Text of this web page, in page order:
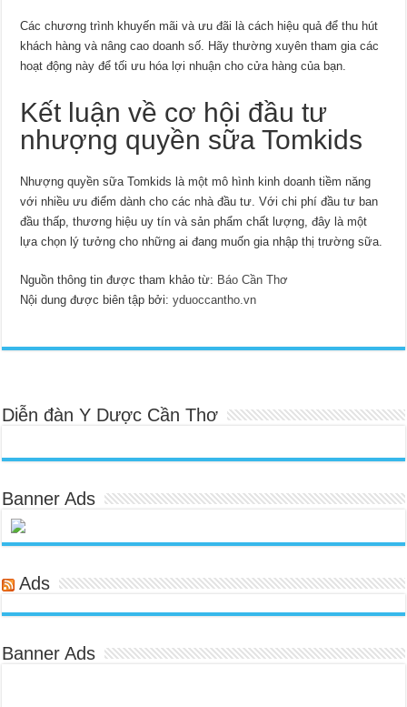
Các chương trình khuyến mãi và ưu đãi là cách hiệu quả để thu hút
khách hàng và nâng cao doanh số. Hãy thường xuyên tham gia các
hoạt động này để tối ưu hóa lợi nhuận cho cửa hàng của bạn.
Kết luận về cơ hội đầu tư
nhượng quyền sữa Tomkids
Nhượng quyền sữa Tomkids là một mô hình kinh doanh tiềm năng
với nhiều ưu điểm dành cho các nhà đầu tư. Với chi phí đầu tư ban
đầu thấp, thương hiệu uy tín và sản phẩm chất lượng, đây là một
lựa chọn lý tưởng cho những ai đang muốn gia nhập thị trường sữa.
Nguồn thông tin được tham khảo từ: Báo Cần Thơ
Nội dung được biên tập bởi:yduoccantho.vn
Diễn đàn Y Dược Cần Thơ
Banner Ads
Ads
Banner Ads